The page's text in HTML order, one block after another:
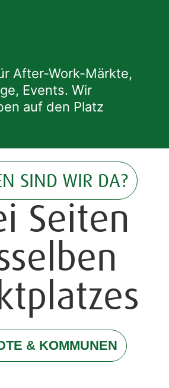
After-Work-Märkte,
Events. Wir
auf den Platz
SIND WIR DA?
Seiten
& KOMMUNEN